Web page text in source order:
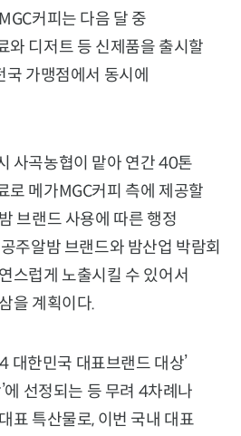
커피는 다음 달 중
와 디저트 등 신제품을 출시할
국 가맹점에서 동시에
사곡농협이 맡아 연간 40톤
로 메가MGC커피 측에 제공할
브랜드 사용에 따른 행정
주알밤 브랜드와 밤산업 박람회
스럽게 노출시킬 수 있어서
을 계획이다.
대한민국 대표브랜드 대상’
에 선정되는 등 무려 4차례나
표 특산물로, 이번 국내 대표